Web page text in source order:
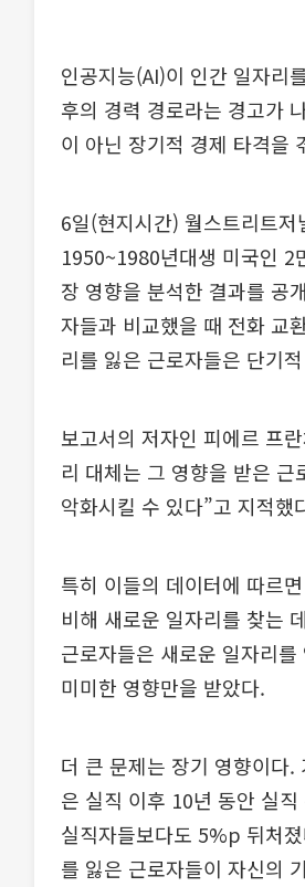
인공지능(AI)이 인간 일자리
후의 경력 경로라는 경고가
이 아닌 장기적 경제 타격을
6일(현지시간) 월스트리트
1950~1980년대생 미국인 2
장 영향을 분석한 결과를 공
자들과 비교했을 때 전화 교
리를 잃은 근로자들은 단기
보고서의 저자인 피에르 프
리 대체는 그 영향을 받은
악화시킬 수 있다”고 지적했
특히 이들의 데이터에 따르
비해 새로운 일자리를 찾는
근로자들은 새로운 일자리
미미한 영향만을 받았다.
더 큰 문제는 장기 영향이다
은 실직 이후 10년 동안 실
실직자들보다도 5%p 뒤처
를 잃은 근로자들이 자신의